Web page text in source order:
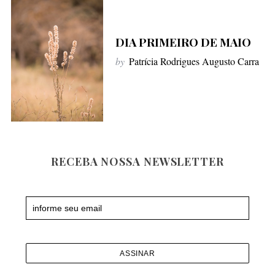
o
r
:
DIA PRIMEIRO DE MAIO
by Patrícia Rodrigues Augusto Carra
RECEBA NOSSA NEWSLETTER